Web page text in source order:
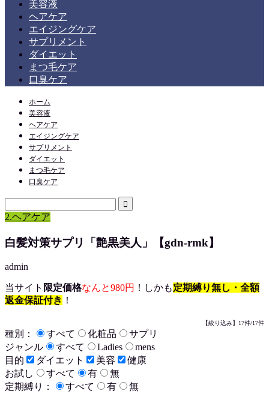
美容液
ヘアケア
エイジングケア
サプリメント
ダイエット
まつ毛ケア
口臭ケア
ホーム
美容液
ヘアケア
エイジングケア
サプリメント
ダイエット
まつ毛ケア
口臭ケア
2.ヘアケア
白髪対策サプリ「艶黒美人」【gdn-rmk】
admin
当サイト 限定価格なんと980円 ！しかも定期縛り無し・全額
返金保証付き ！
【絞り込み】17件/17件
種別： すべて 化粧品
サプリ
ジャンル
すべて Ladies
mens
目的
ダイエット 美容
健康
お試し
すべて 有
無
定期縛り：
すべて 有 無